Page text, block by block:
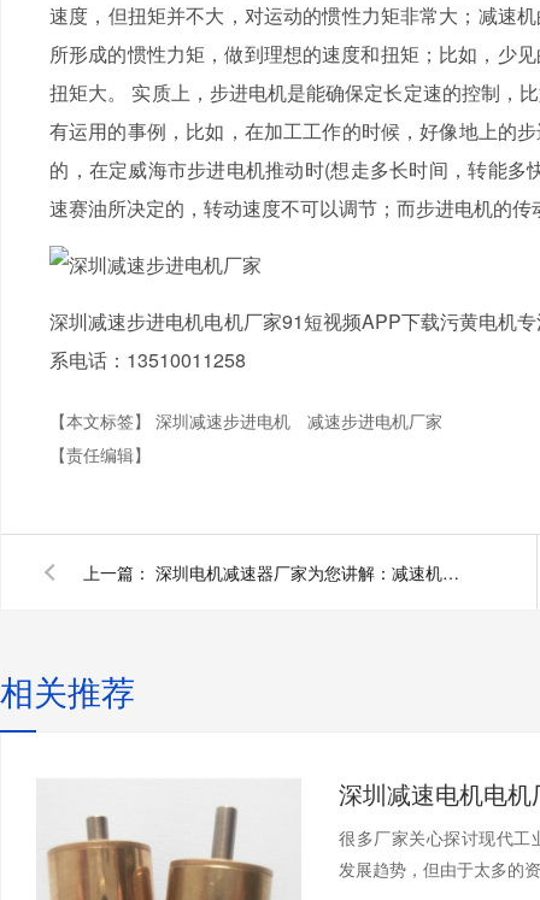
速度，但扭矩并不大，对运动的惯性力矩非常大；减
所形成的惯性力矩，做到理想的速度和扭矩；比如，少
扭矩大。 实质上，步进电机是能确保定长定速的控制，
有运用的事例，比如，在加工工作的时候，好像地上
的，在定威海市步进电机推动时(想走多长时间，转能
速赛油所决定的，转动速度不可以调节；而步进电机的
深圳减速步进电机电机厂家91短视频APP下载污黄电机专
系电话：13510011258
【本文标签】 深圳减速步进电机
减速步进电机厂家
【责任编辑】
上一篇： 深圳电机减速器厂家为您讲解：减速机传动原理，六种减速器的传动原理动图，你都能用过吗？
相关推荐
很多厂家关心探讨现代工
发展趋势，但由于太多的